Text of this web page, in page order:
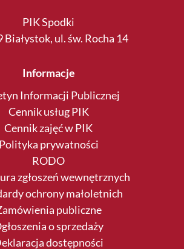
PIK Spodki
Białystok, ul. św. Rocha 14
Informacje
Informacji Publicznej
Cennik usług PIK
Cennik zajęć w PIK
Polityka prywatności
RODO
zgłoszeń wewnętrznych
ochrony małoletnich
publiczne
o sprzedaży
dostępności